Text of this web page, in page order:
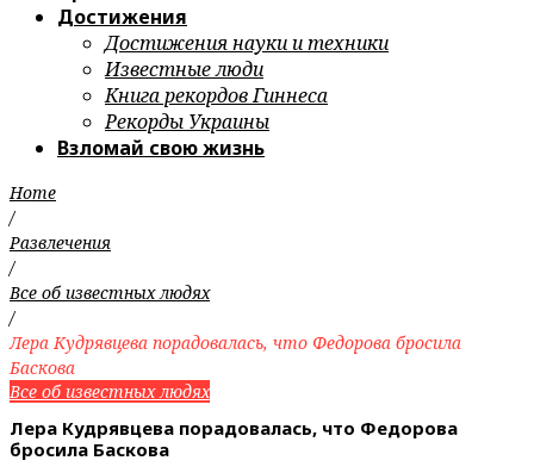
Достижения
Достижения науки и техники
Известные люди
Книга рекордов Гиннеса
Рекорды Украины
Взломай свою жизнь
Home
/
Развлечения
/
Все об известных людях
/
Лера Кудрявцева порадовалась, что Федорова бросила
Баскова
Все об известных людях
Лера Кудрявцева порадовалась, что Федорова
бросила Баскова